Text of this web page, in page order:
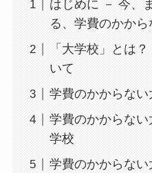
はじめに － 今、
る、学費のかから
「大学校」とは
いて
学費のかからな
学費のかからな
学校
学費のかからな